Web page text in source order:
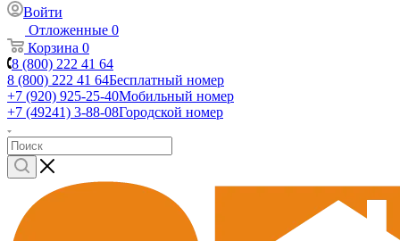
Войти
Отложенные 0
Корзина 0
8 (800) 222 41 64
8 (800) 222 41 64Бесплатный номер
+7 (920) 925-25-40Мобильный номер
+7 (49241) 3-88-08Городской номер